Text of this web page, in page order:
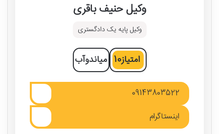
وکیل حنیف باقری
وکیل پایه یک دادگستری
امتیاز10 میاندوآب
09143803522
اینستاگرام